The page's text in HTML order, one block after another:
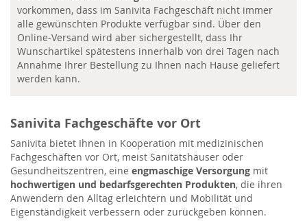
vorkommen, dass im Sanivita Fachgeschäft nicht immer
alle gewünschten Produkte verfügbar sind. Über den
Online-Versand wird aber sichergestellt, dass Ihr
Wunschartikel spätestens innerhalb von drei Tagen nach
Annahme Ihrer Bestellung zu Ihnen nach Hause geliefert
werden kann.
Sanivita Fachgeschäfte vor Ort
Sanivita bietet Ihnen in Kooperation mit medizinischen
Fachgeschäften vor Ort, meist Sanitätshäuser oder
Gesundheitszentren, eine engmaschige Versorgung mit
hochwertigen und bedarfsgerechten Produkten, die ihren
Anwendern den Alltag erleichtern und Mobilität und
Eigenständigkeit verbessern oder zurückgeben können.